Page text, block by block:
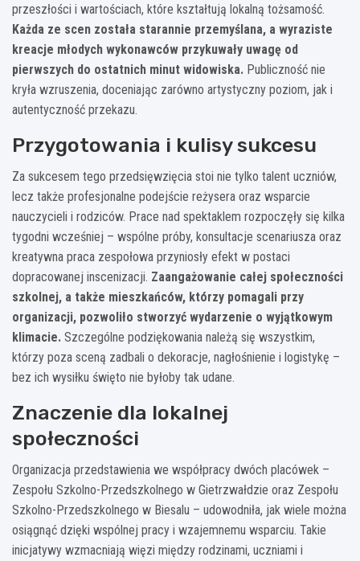
przeszłości i wartościach, które kształtują lokalną tożsamość.
Każda ze scen została starannie przemyślana, a wyraziste
kreacje młodych wykonawców przykuwały uwagę od
pierwszych do ostatnich minut widowiska. Publiczność nie
kryła wzruszenia, doceniając zarówno artystyczny poziom, jak i
autentyczność przekazu.
Przygotowania i kulisy sukcesu
Za sukcesem tego przedsięwzięcia stoi nie tylko talent uczniów,
lecz także profesjonalne podejście reżysera oraz wsparcie
nauczycieli i rodziców. Prace nad spektaklem rozpoczęły się kilka
tygodni wcześniej – wspólne próby, konsultacje scenariusza oraz
kreatywna praca zespołowa przyniosły efekt w postaci
dopracowanej inscenizacji. Zaangażowanie całej społeczności
szkolnej, a także mieszkańców, którzy pomagali przy
organizacji, pozwoliło stworzyć wydarzenie o wyjątkowym
klimacie. Szczególne podziękowania należą się wszystkim,
którzy poza sceną zadbali o dekoracje, nagłośnienie i logistykę –
bez ich wysiłku święto nie byłoby tak udane.
Znaczenie dla lokalnej
społeczności
Organizacja przedstawienia we współpracy dwóch placówek –
Zespołu Szkolno-Przedszkolnego w Gietrzwałdzie oraz Zespołu
Szkolno-Przedszkolnego w Biesalu – udowodniła, jak wiele można
osiągnąć dzięki wspólnej pracy i wzajemnemu wsparciu. Takie
inicjatywy wzmacniają więzi między rodzinami, uczniami i